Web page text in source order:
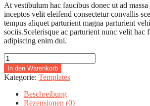
At vestibulum hac faucibus donec ut ad
inceptos velit eleifend consectetur convallis
tempus aliquet parturient magna parturient
sociis.Scelerisque ac parturient nunc velit hac
adipiscing enim dui.
Sample
Product
One
Menge
In den Warenkorb
Kategorie: Templates
Beschreibung
Rezensionen (0)